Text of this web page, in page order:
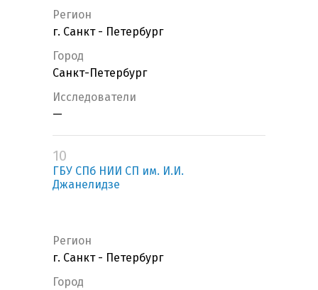
Регион
г. Санкт - Петербург
Город
Санкт-Петербург
Исследователи
—
10
ГБУ СПб НИИ СП им. И.И.
Джанелидзе
Регион
г. Санкт - Петербург
Город